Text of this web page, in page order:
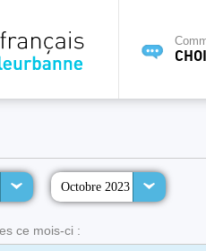
Octobre 2023
ce mois-ci :